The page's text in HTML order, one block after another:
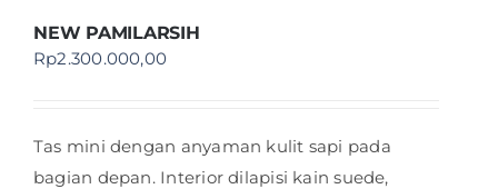
NEW PAMILARSIH
Rp2.300.000,00
Tas mini dengan anyaman kulit sapi pada
bagian depan. Interior dilapisi kain suede,